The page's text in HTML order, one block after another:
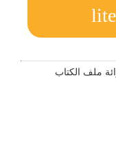
ملف الكتاب